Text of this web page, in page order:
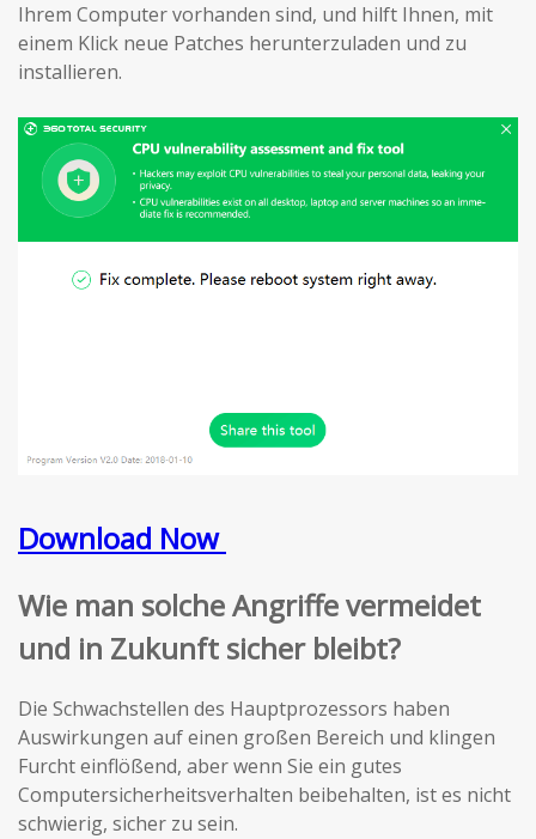
Ihrem Computer vorhanden sind, und hilft Ihnen, mit
einem Klick neue Patches herunterzuladen und zu
installieren.
Download Now
Wie man solche Angriffe vermeidet
und in Zukunft sicher bleibt?
Die Schwachstellen des Hauptprozessors haben
Auswirkungen auf einen großen Bereich und klingen
Furcht einflößend, aber wenn Sie ein gutes
Computersicherheitsverhalten beibehalten, ist es nicht
schwierig, sicher zu sein.